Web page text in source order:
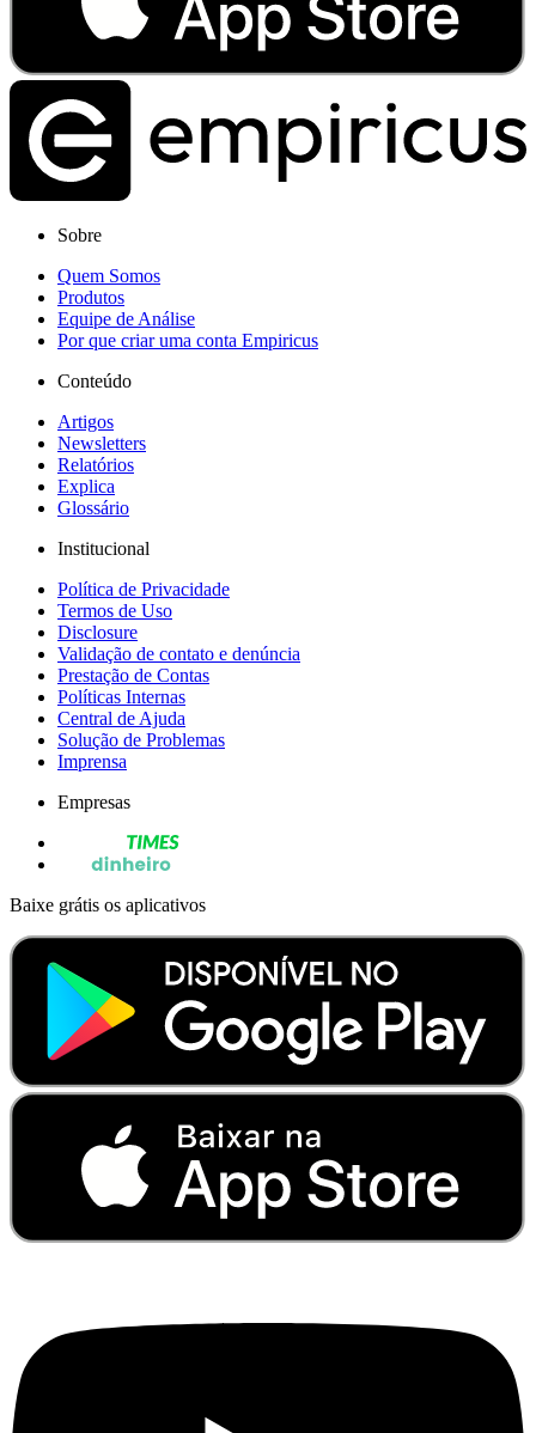
Sobre
Quem Somos
Produtos
Equipe de Análise
Por que criar uma conta Empiricus
Conteúdo
Artigos
Newsletters
Relatórios
Explica
Glossário
Institucional
Política de Privacidade
Termos de Uso
Disclosure
Validação de contato e denúncia
Prestação de Contas
Políticas Internas
Central de Ajuda
Solução de Problemas
Imprensa
Empresas
Baixe grátis os aplicativos